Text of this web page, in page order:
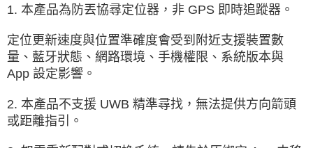
1. 本產品為防丟協尋定位器，非 GPS 即時追蹤器。
定位更新速度與位置準確度會受到附近支援裝置數
量、藍牙狀態、網路環境、手機權限、系統版本與
App 設定影響。
2. 本產品不支援 UWB 精準尋找，無法提供方向箭頭
或距離指引。